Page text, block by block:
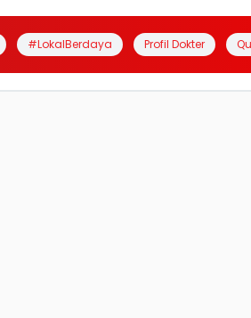
#LokalBerdaya Profil Dokter